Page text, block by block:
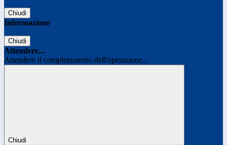
Chiudi
Informazione
Chiudi
Attendere...
Attendere il completamento dell'operazione...
Chiudi